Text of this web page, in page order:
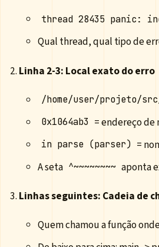
thread 28435 panic:
Qual thread, qual tipo de
Linha 2-3: Local exato do erro
/home/user/projeto/
0x1064ab3 = endereço de
in parse (parser) =
A seta ^~~~~~~~~ aponta
Linhas seguintes: Cadeia de
Quem chamou a função